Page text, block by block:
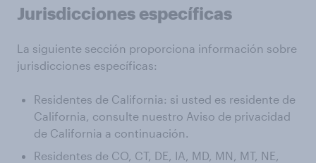
Jurisdicciones específicas
La siguiente sección proporciona información sobre
jurisdicciones específicas:
Residentes de California: si usted es residente de
California, consulte nuestro Aviso de privacidad
de California a continuación.
Residentes de CO, CT, DE, IA, MD, MN, MT, NE,